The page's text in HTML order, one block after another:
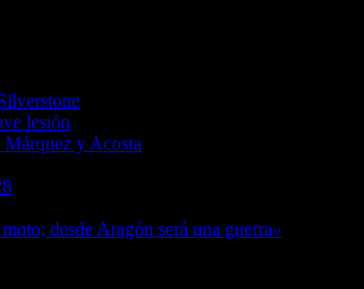
lesión
y Acosta
desde Aragón será una guerra»